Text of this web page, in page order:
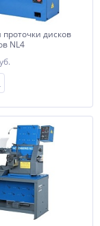
проточки дисков
NL4